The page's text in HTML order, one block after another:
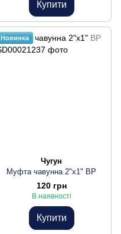
Купити
Новинка
Чугун
Муфта чавунна 2"х1" ВР
120 грн
В наявності
Купити